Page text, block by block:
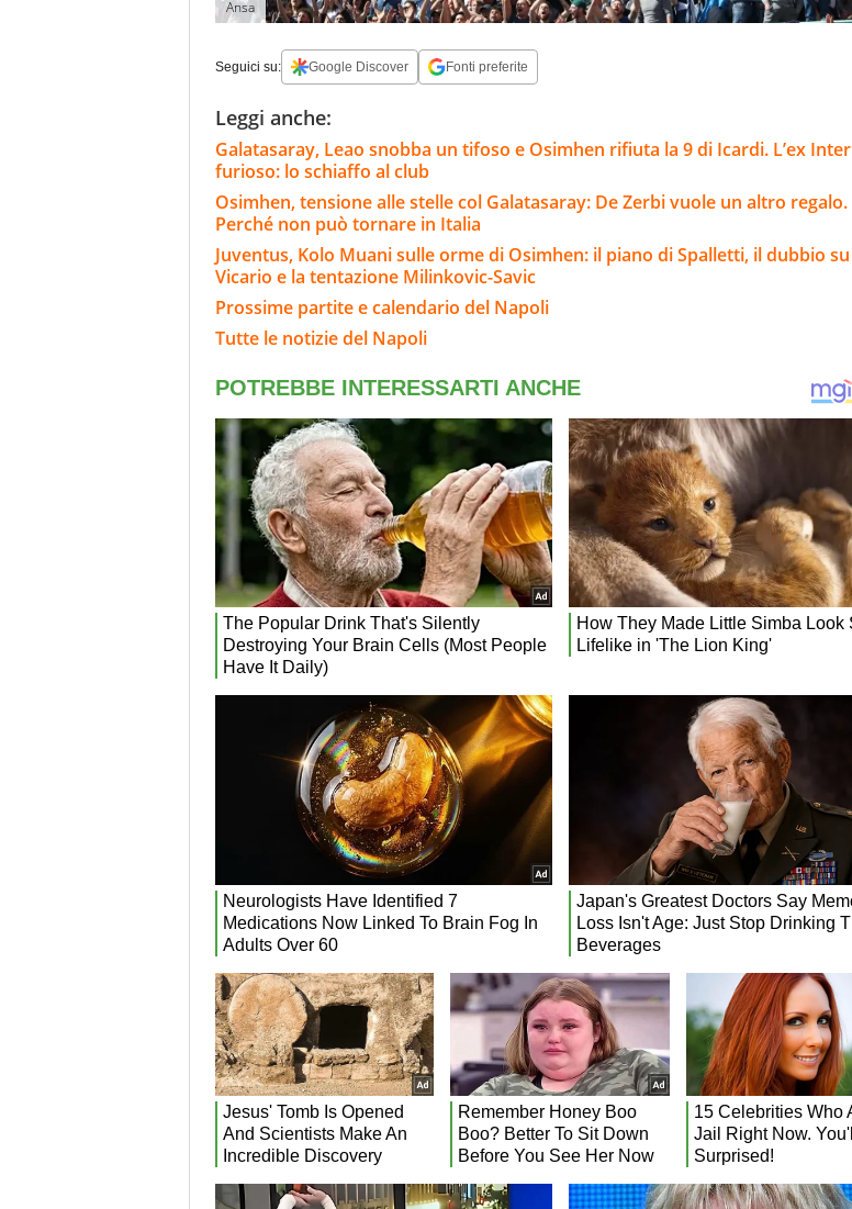
Ansa
Seguici su: Google Discover Fonti preferite
Leggi anche:
Galatasaray, Leao snobba un tifoso e Osimhen rifiuta la 9 di Icardi. L’ex Inter
furioso: lo schiaffo al club
Osimhen, tensione alle stelle col Galatasaray: De Zerbi vuole un altro regalo.
Perché non può tornare in Italia
Juventus, Kolo Muani sulle orme di Osimhen: il piano di Spalletti, il dubbio su
Vicario e la tentazione Milinkovic-Savic
Prossime partite e calendario del Napoli
Tutte le notizie del Napoli